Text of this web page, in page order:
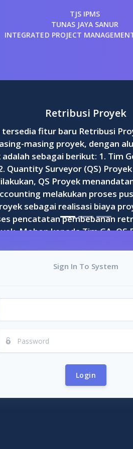
TJS IPMS
TUNAS JAYA SANUR
INTEGRATED PROJECT
Retribusi Proyek
fitur baru Retribusi
masing proyek, dengan
sebagai berikut: 1. Tim
Quantity Surveyor (QS)
QS Proyek
melakukan proses
sebagai realisasi biaya
pencatatan pembebanan
Mohon kepada Tim GA,
Sign In To System
Login